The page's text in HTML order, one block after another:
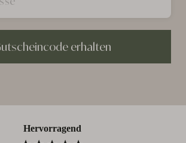
erhalten
Hervorragend